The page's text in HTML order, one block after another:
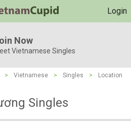
Login
Now
Vietnamese Singles
> Vietnamese > Singles >
Location
Singles